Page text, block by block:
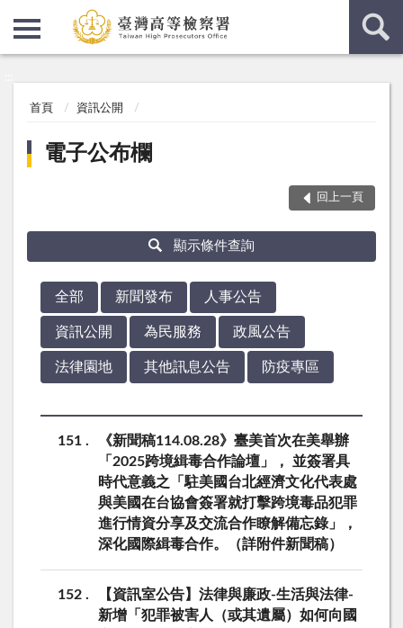
首頁 資訊公開
電子公布欄
回上一頁
顯示條件查詢
全部 新聞發布 人事公告
資訊公開 為民服務 政風公告
法律園地 其他訊息公告 防疫專區
151
《新聞稿114.08.28》臺美首次在美舉辦
「2025跨境緝毒合作論壇」， 並簽署具
時代意義之「駐美國台北經濟文化代表處
與美國在台協會簽署就打擊跨境毒品犯罪
進行情資分享及交流合作瞭解備忘錄」，
深化國際緝毒合作。（詳附件新聞稿）
152
【資訊室公告】法律與廉政-生活與法律-
新增「犯罪被害人（或其遺屬）如何向國